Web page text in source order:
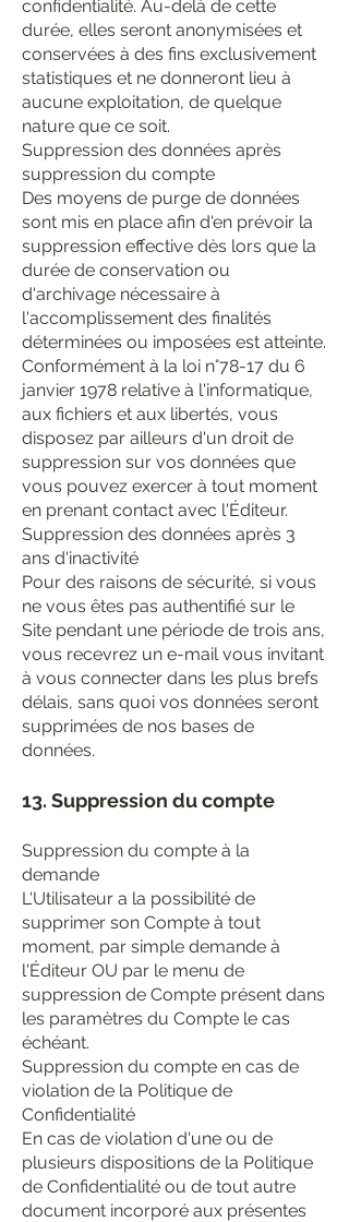
confidentialité. Au-delà de cette
durée, elles seront anonymisées et
conservées à des fins exclusivement
statistiques et ne donneront lieu à
aucune exploitation, de quelque
nature que ce soit.
Suppression des données après
suppression du compte
Des moyens de purge de données
sont mis en place afin d'en prévoir la
suppression effective dès lors que la
durée de conservation ou
d'archivage nécessaire à
l'accomplissement des finalités
déterminées ou imposées est atteinte.
Conformément à la loi n°78-17 du 6
janvier 1978 relative à l'informatique,
aux fichiers et aux libertés, vous
disposez par ailleurs d'un droit de
suppression sur vos données que
vous pouvez exercer à tout moment
en prenant contact avec l'Éditeur.
Suppression des données après 3
ans d'inactivité
Pour des raisons de sécurité, si vous
ne vous êtes pas authentifié sur le
Site pendant une période de trois ans,
vous recevrez un e-mail vous invitant
à vous connecter dans les plus brefs
délais, sans quoi vos données seront
supprimées de nos bases de
données.
13. Suppression du compte
Suppression du compte à la
demande
L'Utilisateur a la possibilité de
supprimer son Compte à tout
moment, par simple demande à
l'Éditeur OU par le menu de
suppression de Compte présent dans
les paramètres du Compte le cas
échéant.
Suppression du compte en cas de
violation de la Politique de
Confidentialité
En cas de violation d'une ou de
plusieurs dispositions de la Politique
de Confidentialité ou de tout autre
document incorporé aux présentes